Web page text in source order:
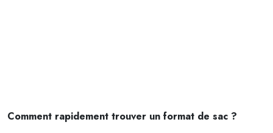
Comment rapidement trouver un format de sac ?